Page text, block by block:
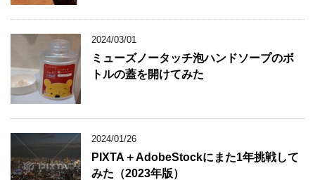
2024/03/01
ミューズノータッチ泡ハンドソープのボ
トルの蓋を開けてみた
2024/01/26
PIXTA＋AdobeStockにまた1年挑戦して
みた（2023年版）